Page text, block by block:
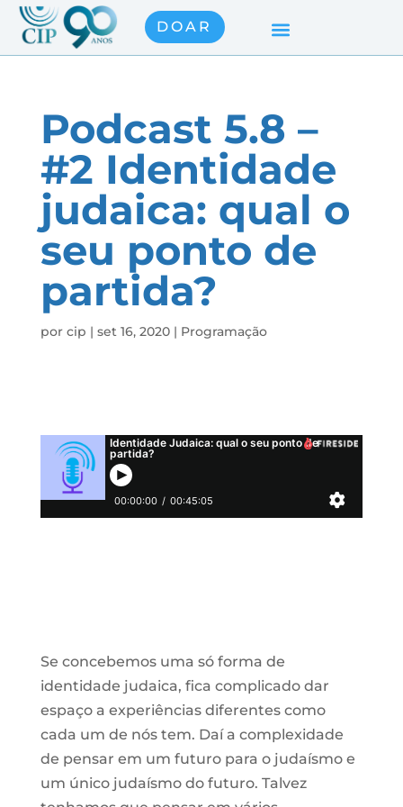
DOAR
Podcast 5.8 –
#2 Identidade
judaica: qual o
seu ponto de
partida?
por cip | set 16, 2020| Programação
Se concebemos uma só forma de
identidade judaica, fica complicado dar
espaço a experiências diferentes como
cada um de nós tem. Daí a complexidade
de pensar em um futuro para o judaísmo e
um único judaísmo do futuro. Talvez